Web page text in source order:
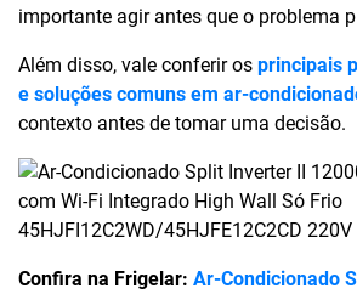
importante agir antes que o problema
Além disso, vale conferir os principais
e soluções comuns em ar-
contexto antes de tomar uma decisão.
Confira na Frigelar: Ar-Condicionado